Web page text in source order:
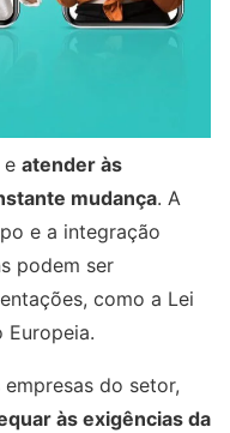
e atender às
mudança. A
e a integração
podem ser
como a Lei
Europeia.
do setor,
às exigências da